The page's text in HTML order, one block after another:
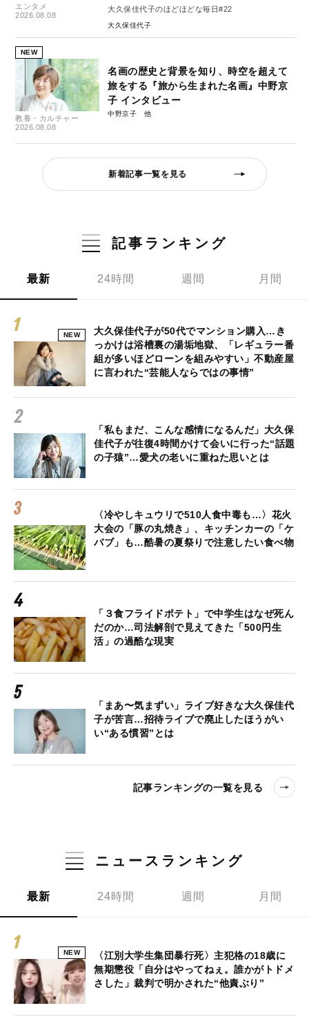
エンタメ
2026.08.08
大久保佳代子のほどほどな毎日#22
大久保佳代子
NEW
教養・カルチャー
2026.08.08
名画の歴史と背景を知り、時空を超えて
旅をする『旅から生まれた名画』中野京
子 インタビュー
中野京子
新着記事一覧を見る
記事ランキング
最新 24時間 週間 月間
NEW
大久保佳代子が50代でマンション購入…き
っかけは浴槽裏の湯垢地獄、「レギュラー番
組が多いほどローンを組みやすい」不動産屋
に言われた“芸能人ならではの事情”
「私もまだ、こんな感情になるんだ」大久保
佳代子が往復4時間かけて会いに行った“話題
の子猿”…愛犬の老いに重ねた思いとは
〈冷やしキュウリで510人食中毒も…〉花火
大会の「豚の丸焼き」、キッチンカーの「ケ
バブ」も…酷暑の夏祭りで注意したい食べ物
「３食フライドポテト」で中学生はなぜ死ん
だのか…司法解剖で見えてきた「500円生
活」の過酷な現実
「まあ〜気まずい」ライブ好きな大久保佳代
子が苦言…招待ライブで廃止したほうがい
い“ある慣習”とは
記事ランキングの一覧を見る
ニュースランキング
最新 24時間 週間 月間
NEW
〈江別大学生集団暴行死〉主犯格の18歳に
無期懲役「自分はやってねぇ。誰かがトドメ
さした」裁判で明かされた“他責ぶり”